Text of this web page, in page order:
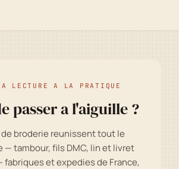
LECTURE A LA PRATIQUE
passer a l'aiguille ?
de broderie reunissent tout le
— tambour, fils DMC, lin et livret
fabriques et expedies de France,